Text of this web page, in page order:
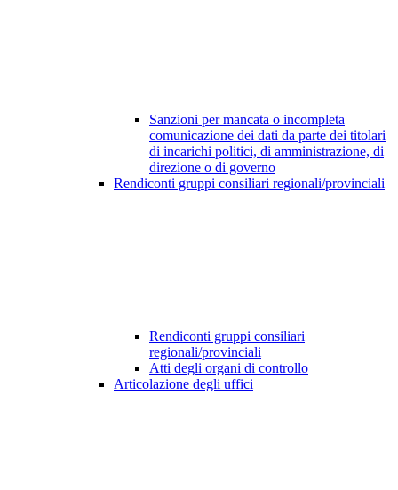
Sanzioni per mancata o incompleta
comunicazione dei dati da parte dei titolari
di incarichi politici, di amministrazione, di
direzione o di governo
Rendiconti gruppi consiliari regionali/provinciali
Rendiconti gruppi consiliari
regionali/provinciali
Atti degli organi di controllo
Articolazione degli uffici